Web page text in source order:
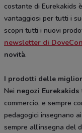
costante di Eurekakids
vantaggiosi per tutti i
scopri tutti i nuovi
newsletter di
novità.
I prodotti delle
Nei negozi Eurekakids
commercio, e sempre
pedagogici insegnano
sempre all’insegna del